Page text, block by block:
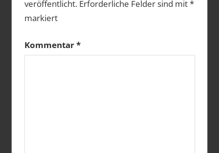
veröffentlicht. Erforderliche Felder sind mit*
markiert
Kommentar*